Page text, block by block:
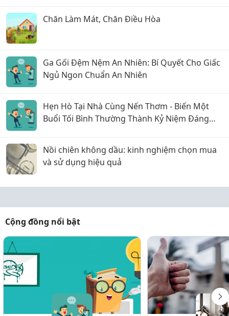
Chăn Làm Mát, Chăn Điều Hòa
Ga Gối Đệm Nệm An Nhiên: Bí Quyết Cho Giấc
Ngủ Ngon Chuẩn An Nhiên
Hẹn Hò Tại Nhà Cùng Nến Thơm - Biến Một
Buổi Tối Bình Thường Thành Kỷ Niệm Đáng
Nồi chiên không dầu: kinh nghiệm chọn mua
và sử dụng hiệu quả
Cộng đồng nổi bật